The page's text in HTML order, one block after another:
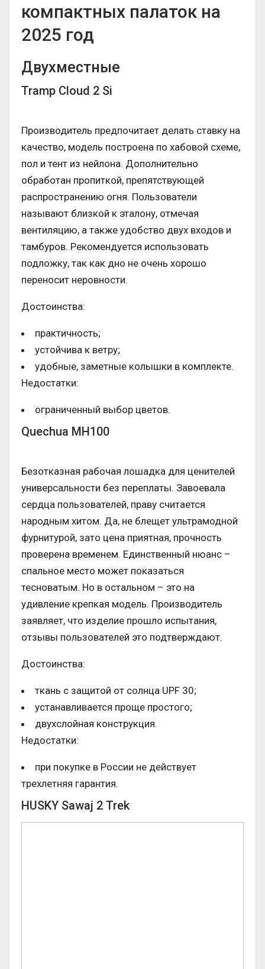
компактных палаток на
2025 год
Двухместные
Tramp Cloud 2 Si
Производитель предпочитает делать ставку на
качество, модель построена по хабовой схеме,
пол и тент из нейлона. Дополнительно
обработан пропиткой, препятствующей
распространению огня. Пользователи
называют близкой к эталону, отмечая
вентиляцию, а также удобство двух входов и
тамбуров. Рекомендуется использовать
подложку, так как дно не очень хорошо
переносит неровности.
Достоинства:
практичность;
устойчива к ветру;
удобные, заметные колышки в комплекте.
Недостатки:
ограниченный выбор цветов.
Quechua MH100
Безотказная рабочая лошадка для ценителей
универсальности без переплаты. Завоевала
сердца пользователей, праву считается
народным хитом. Да, не блещет ультрамодной
фурнитурой, зато цена приятная, прочность
проверена временем. Единственный нюанс –
спальное место может показаться
тесноватым. Но в остальном – это на
удивление крепкая модель. Производитель
заявляет, что изделие прошло испытания,
отзывы пользователей это подтверждают.
Достоинства:
ткань с защитой от солнца UPF 30;
устанавливается проще простого;
двухслойная конструкция.
Недостатки:
при покупке в России не действует
трехлетняя гарантия.
HUSKY Sawaj 2 Trek